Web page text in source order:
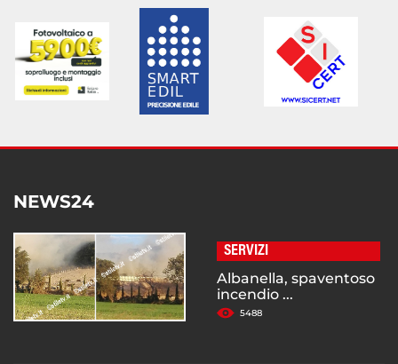
NEWS24
SERVIZI
Albanella, spaventoso
incendio ...
5488